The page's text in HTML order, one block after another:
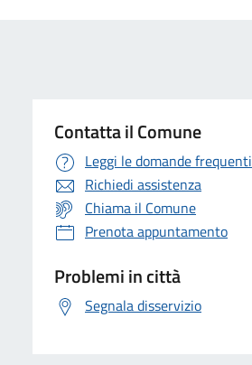
Contatta il Comune
Leggi le domande frequenti
Richiedi assistenza
Chiama il Comune
Prenota appuntamento
Problemi in città
Segnala disservizio